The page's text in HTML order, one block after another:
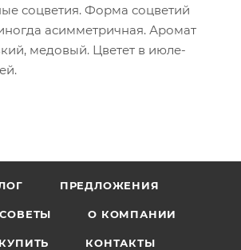
соцветия. Форма соцветий
асимметричная. Аромат
медовый. Цветет в июле-
ПРЕДЛОЖЕНИЯ
О КОМПАНИИ
КОНТАКТЫ